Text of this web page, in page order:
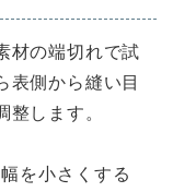
材の端切れで試
表側から縫い目
します。
を小さくする